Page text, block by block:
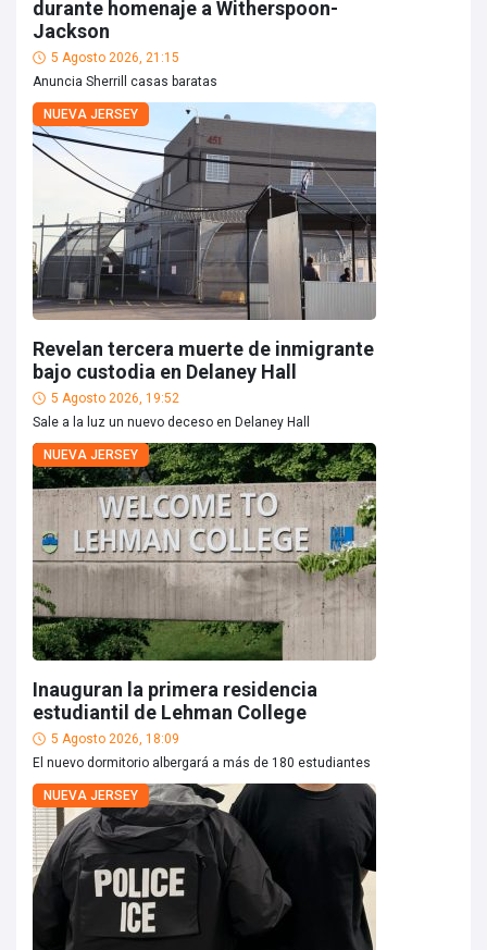
durante homenaje a Witherspoon-
Jackson
5 Agosto 2026, 21:15
Anuncia Sherrill casas baratas
NUEVA JERSEY
Revelan tercera muerte de inmigrante
bajo custodia en Delaney Hall
5 Agosto 2026, 19:52
Sale a la luz un nuevo deceso en Delaney Hall
NUEVA JERSEY
Inauguran la primera residencia
estudiantil de Lehman College
5 Agosto 2026, 18:09
El nuevo dormitorio albergará a más de 180 estudiantes
NUEVA JERSEY